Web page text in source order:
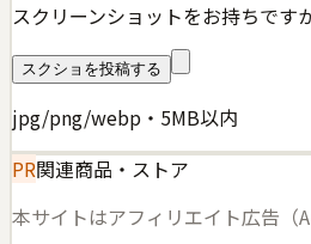
スクリーンショットをお持ちです
スクショを投稿する
jpg/png/webp・5MB以内
PR関連商品・ストア
本サイトはアフィリエイト広告（